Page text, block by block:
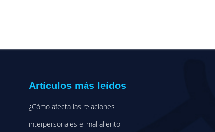
Artículos más leídos
¿Cómo afecta las relaciones
interpersonales el mal aliento